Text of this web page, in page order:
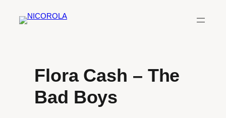
Inhalt
Flora Cash – The
Bad Boys